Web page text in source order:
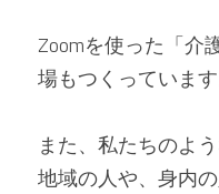
Zoomを使った「介
場もつくっています
また、私たちのよ
地域の人や、身内